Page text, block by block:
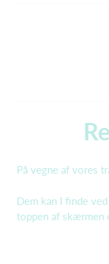
På vegne af vores
Dem kan I finde
toppen af skærmen